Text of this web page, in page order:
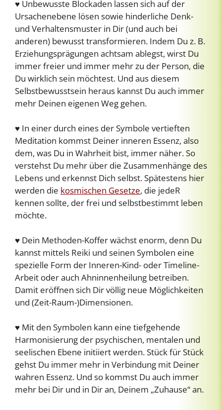
♥ Unbewusste Blockaden lassen sich auf der
Ursachenebene lösen sowie hinderliche Denk-
und Verhaltensmuster in Dir (und auch bei
anderen) bewusst transformieren. Indem Du z. B.
Erziehungsprägungen achtsam ablegst, wirst Du
immer freier und immer mehr zu der Person, die
Du wirklich sein möchtest. Und aus diesem
Selbstbewusstsein heraus kannst Du auch immer
mehr Deinen eigenen Weg gehen.
♥ In einer durch eines der Symbole vertieften
Meditation kommst Deiner inneren Essenz, also
dem, was Du in Wahrheit bist, immer näher. So
verstehst Du mehr über die Zusammenhänge des
Lebens und erkennst Dich selbst. Spätestens hier
werden die kosmischen Gesetze, die jedeR
kennen sollte, der frei und selbstbestimmt leben
möchte.
♥ Dein Methoden-Koffer wächst enorm, denn Du
kannst mittels Reiki und seinen Symbolen eine
spezielle Form der Inneren-Kind- oder Timeline-
Arbeit oder auch Ahninnenheilung betreiben.
Damit eröffnen sich Dir völlig neue Möglichkeiten
und (Zeit-Raum-)Dimensionen.
♥ Mit den Symbolen kann eine tiefgehende
Harmonisierung der psychischen, mentalen und
seelischen Ebene initiiert werden. Stück für Stück
gehst Du immer mehr in Verbindung mit Deiner
wahren Essenz. Und so kommst Du auch immer
mehr bei Dir und in Dir an, Deinem „Zuhause“ an.